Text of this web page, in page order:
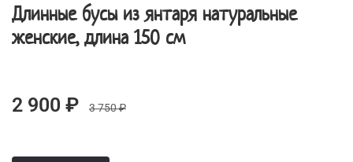
Длинные бусы из янтаря натуральные
женские, длина 150 см
2 900 ₽ 3 750 ₽